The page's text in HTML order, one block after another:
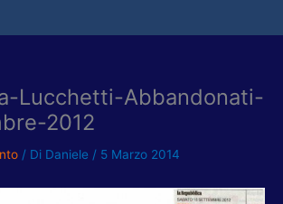
Lucchetti-Abbandonati-
2012
/ Di Daniele / 5 Marzo 2014